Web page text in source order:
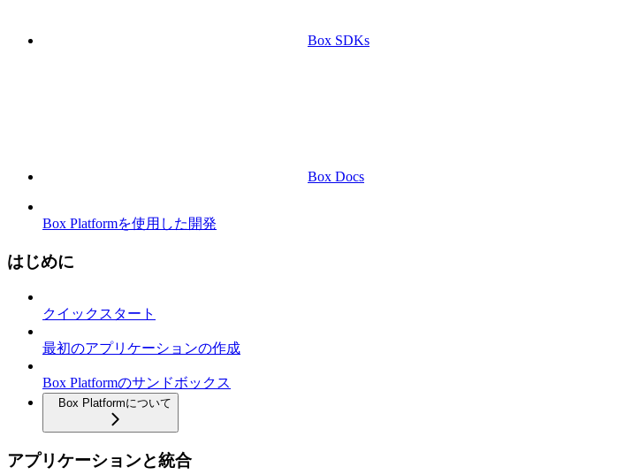
Box SDKs
Box Docs
Box Platformを使用した開発
はじめに
クイックスタート
最初のアプリケーションの作成
Box Platformのサンドボックス
Box Platformについて
アプリケーションと統合